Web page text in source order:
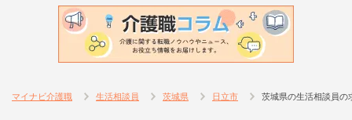
マイナビ介護職 生活相談員 茨城県 日立市 茨城県の生活相談員の